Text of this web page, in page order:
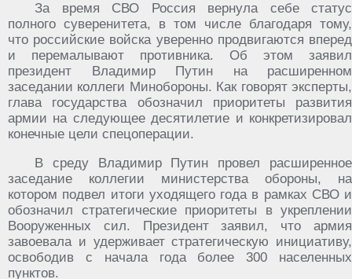
За время СВО Россия вернула себе статус
полного суверенитета, в том числе благодаря тому,
что российские войска уверенно продвигаются вперед
и перемалывают противника. Об этом заявил
президент Владимир Путин на расширенном
заседании коллеги Минобороны. Как говорят эксперты,
глава государства обозначил приоритеты развития
армии на следующее десятилетие и конкретизировал
конечные цели спецоперации.
В среду Владимир Путин провел расширенное
заседание коллегии министерства обороны, на
котором подвел итоги уходящего года в рамках СВО и
обозначил стратегические приоритеты в укреплении
Вооруженных сил. Президент заявил, что армия
завоевала и удерживает стратегическую инициативу,
освободив с начала года более 300 населенных
пунктов.